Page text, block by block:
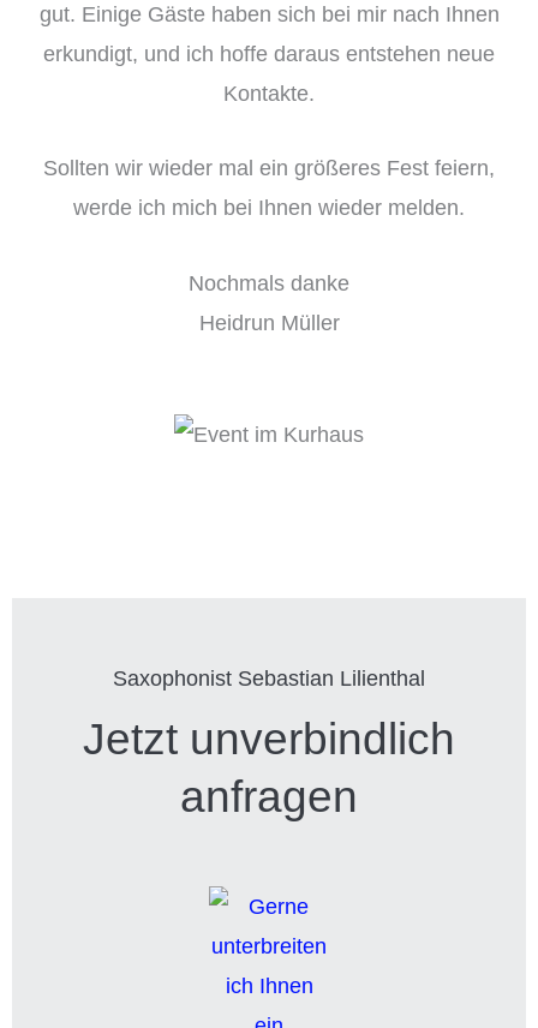
gut. Einige Gäste haben sich bei mir nach Ihnen
erkundigt, und ich hoffe daraus entstehen neue
Kontakte.
Sollten wir wieder mal ein größeres Fest feiern,
werde ich mich bei Ihnen wieder melden.
Nochmals danke
Heidrun Müller
Saxophonist Sebastian Lilienthal
Jetzt unverbindlich
anfragen